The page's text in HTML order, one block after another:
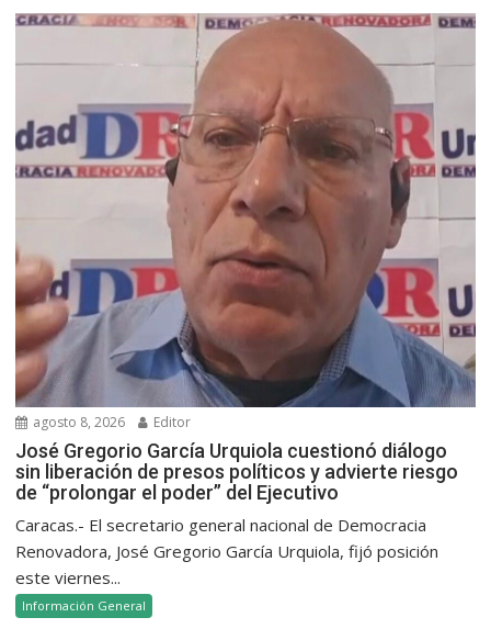
agosto 8, 2026 Editor
José Gregorio García Urquiola cuestionó diálogo
sin liberación de presos políticos y advierte riesgo
de “prolongar el poder” del Ejecutivo
Caracas.- El secretario general nacional de Democracia
Renovadora, José Gregorio García Urquiola, fijó posición
este viernes...
Información General